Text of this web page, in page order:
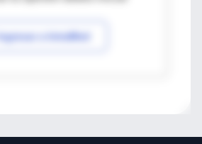
Ingresar a IntraMed